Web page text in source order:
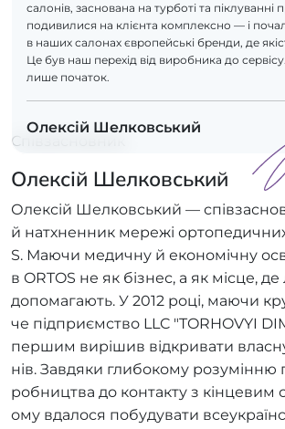
салонів, заснована на турботі та
подивилися на клієнта комплексно — і
в наших салонах європейські бренди, де
Це був наш перехід від виробника до
лише початок.
Олексій Шелковський
Співзасновник
Олексій Шелковський
Олексій Шелковський —
й натхненник мережі
S. Маючи медичну й економічну
в ORTOS не як бізнес, а як місце,
допомагають. У 2012 році, маючи
че підприємство LLC "TORHOVYI
першим вирішив відкривати
нів. Завдяки глибокому розумінню
робництва до контакту з кінцевим
ому вдалося побудувати